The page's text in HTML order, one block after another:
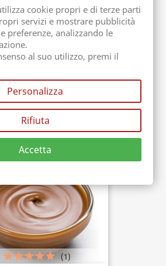
Confezione. 1 kg
39,00 €
Acquista ora
(1)
cookie propri e di terze parti
servizi e mostrare pubblicità
preferenze, analizzando le
al suo utilizzo, premi il
Personalizza
Rifiuta
Accetta